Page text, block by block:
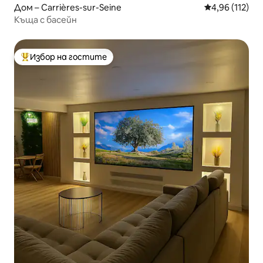
Дом – Carrières-sur-Seine Средна
4,96 (112)
Къща с басейн
Най-популярен избор на гостите
Избор на гостите